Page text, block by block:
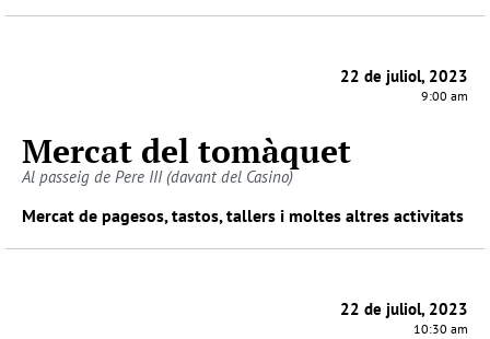
22 de juliol, 2023
9:00 am
Mercat del tomàquet
Al passeig de Pere III (davant del Casino)
Mercat de pagesos, tastos, tallers i moltes altres activitats
22 de juliol, 2023
10:30 am